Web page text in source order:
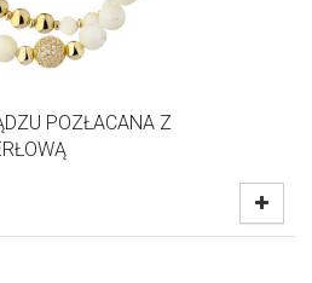
POZŁACANA Z